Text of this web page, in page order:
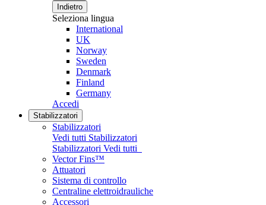
Indietro
Seleziona lingua
International
UK
Norway
Sweden
Denmark
Finland
Germany
Accedi
Stabilizzatori
Stabilizzatori
Vedi tutti Stabilizzatori
Stabilizzatori Vedi tutti
Vector Fins™
Attuatori
Sistema di controllo
Centraline elettroidrauliche
Accessori